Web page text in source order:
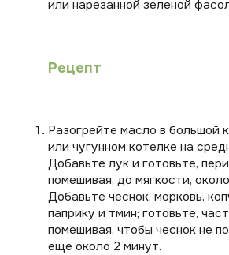
или нарезанной зеленой
Рецепт
Разогрейте масло в большой
или чугунном котелке на
Добавьте лук и готовьте,
помешивая, до мягкости,
Добавьте чеснок, морковь,
паприку и тмин; готовьте,
помешивая, чтобы чеснок не
еще около 2 минут.